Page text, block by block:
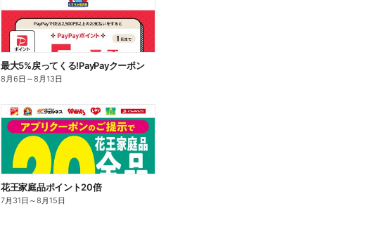
最大5%戻ってくる!PayPayクーポン
8月6日 ～8月13日
花王家庭品ポイント20倍
7月31日 ～8月15日